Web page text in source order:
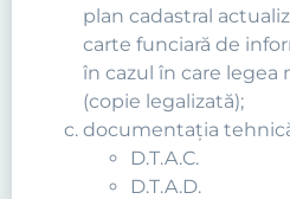
plan cadastral
carte funciară de
în cazul în care legea
(copie legalizată);
documentaţia tehnică
D.T.A.C.
D.T.A.D.